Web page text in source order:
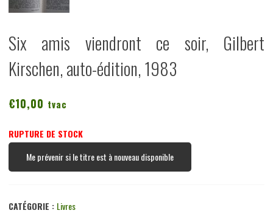
Six amis viendront ce soir, Gilbert
Kirschen, auto-édition, 1983
€10,00 tvac
RUPTURE DE STOCK
Me prévenir si le titre est à nouveau disponible
CATÉGORIE : Livres